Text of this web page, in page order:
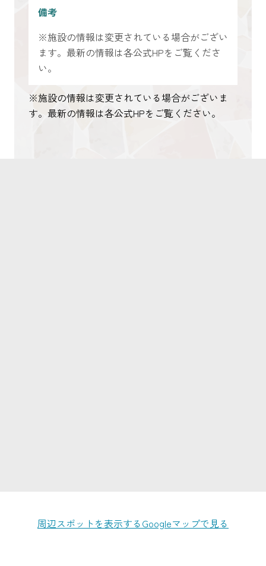
備考
※施設の情報は変更されている場合がござい
ます。最新の情報は各公式HPをご覧くださ
い。
※施設の情報は変更されている場合がございま
す。最新の情報は各公式HPをご覧ください。
周辺スポットを表示するGoogleマップで見る